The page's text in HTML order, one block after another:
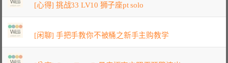
[心得] 挑战33 LV10 狮子座pt solo
[闲聊] 手把手教你不被桶之新手主购教学